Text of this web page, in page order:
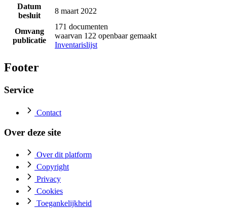
Datum
besluit
8 maart 2022
Omvang
publicatie
171 documenten
waarvan 122 openbaar gemaakt
Inventarislijst
Footer
Service
Contact
Over deze site
Over dit platform
Copyright
Privacy
Cookies
Toegankelijkheid